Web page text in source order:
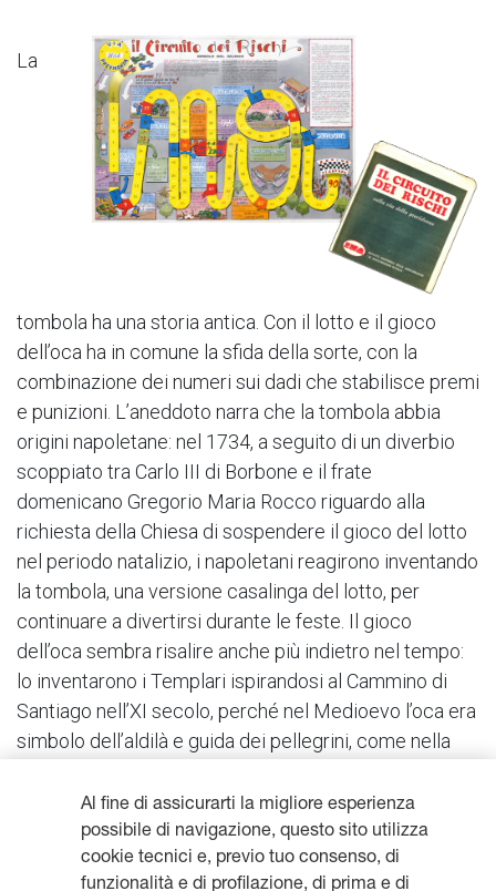
La
tombola ha una storia antica. Con il lotto e il gioco
dell’oca ha in comune la sfida della sorte, con la
combinazione dei numeri sui dadi che stabilisce premi
e punizioni. L’aneddoto narra che la tombola abbia
origini napoletane: nel 1734, a seguito di un diverbio
scoppiato tra Carlo III di Borbone e il frate
domenicano Gregorio Maria Rocco riguardo alla
richiesta della Chiesa di sospendere il gioco del lotto
nel periodo natalizio, i napoletani reagirono inventando
la tombola, una versione casalinga del lotto, per
continuare a divertirsi durante le feste. Il gioco
dell’oca sembra risalire anche più indietro nel tempo:
lo inventarono i Templari ispirandosi al Cammino di
Santiago nell’XI secolo, perché nel Medioevo l’oca era
simbolo dell’aldilà e guida dei pellegrini, come nella
relazionati alla saggezza e all’iniziazione dei giovani.
Al fine di assicurarti la migliore esperienza
possibile di navigazione, questo sito utilizza
cookie tecnici e, previo tuo consenso, di
funzionalità e di profilazione, di prima e di